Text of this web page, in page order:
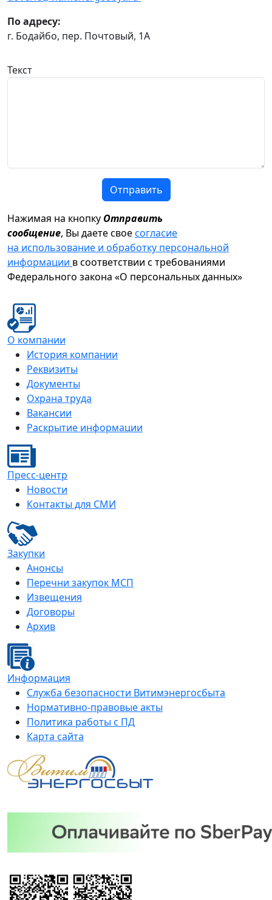
По адресу:
г. Бодайбо, пер. Почтовый, 1А
Текст
Отправить
Нажимая на кнопку Отправить
сообщение, Вы даете своесогласие
на использование и обработку персональной
информации в соответствии с требованиями
Федерального закона «О персональных данных»
О компании
История компании
Реквизиты
Документы
Охрана труда
Вакансии
Раскрытие информации
Пресс-центр
Новости
Контакты для СМИ
Закупки
Анонсы
Перечни закупок МСП
Извещения
Договоры
Архив
Информация
Служба безопасности Витимэнергосбыта
Нормативно-правовые акты
Политика работы с ПД
Карта сайта